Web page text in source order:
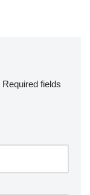
Required fields